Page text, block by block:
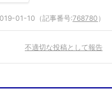
01-10 （記事番号:768780 ）
不適切な投稿として報告